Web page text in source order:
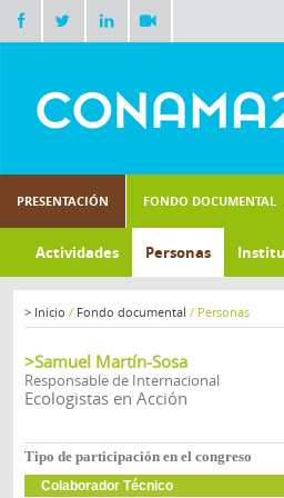
PRESENTACIÓN FONDO DOCUMENTAL
Actividades Personas
> Inicio / Fondo documental / Personas
>Samuel Martín-Sosa
Responsable de Internacional
Ecologistas en Acción
Tipo de participación en el congreso
Colaborador Técnico